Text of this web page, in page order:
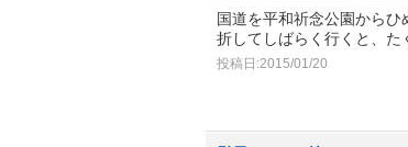
国道を平和祈念公園から
折してしばらく行くと、た
投稿日:2015/01/20